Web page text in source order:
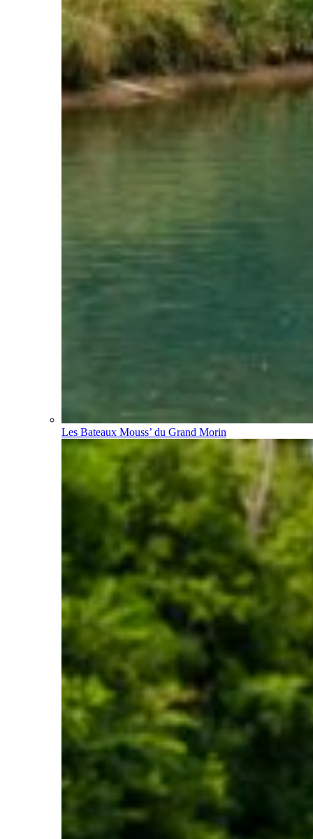
Les Bateaux Mouss’ du Grand Morin